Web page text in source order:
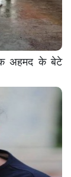
अहमद के बेटे